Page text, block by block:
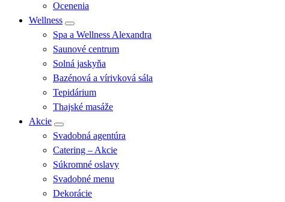
Ocenenia
Wellness
Spa a Wellness Alexandra
Saunové centrum
Solná jaskyňa
Bazénová a vírivková sála
Tepidárium
Thajské masáže
Akcie
Svadobná agentúra
Catering – Akcie
Súkromné oslavy
Svadobné menu
Dekorácie